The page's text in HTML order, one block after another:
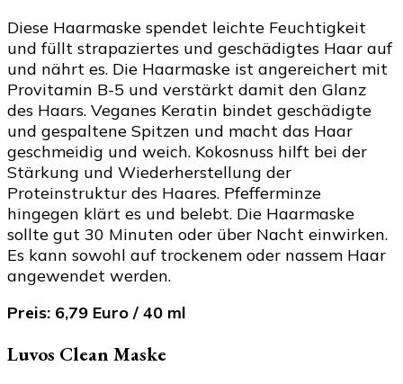
Diese Haarmaske spendet leichte Feuchtigkeit
und füllt strapaziertes und geschädigtes Haar auf
und nährt es. Die Haarmaske ist angereichert mit
Provitamin B-5 und verstärkt damit den Glanz
des Haars. Veganes Keratin bindet geschädigte
und gespaltene Spitzen und macht das Haar
geschmeidig und weich. Kokosnuss hilft bei der
Stärkung und Wiederherstellung der
Proteinstruktur des Haares. Pfefferminze
hingegen klärt es und belebt. Die Haarmaske
sollte gut 30 Minuten oder über Nacht einwirken.
Es kann sowohl auf trockenem oder nassem Haar
angewendet werden.
Preis: 6,79 Euro / 40 ml
Luvos Clean Maske